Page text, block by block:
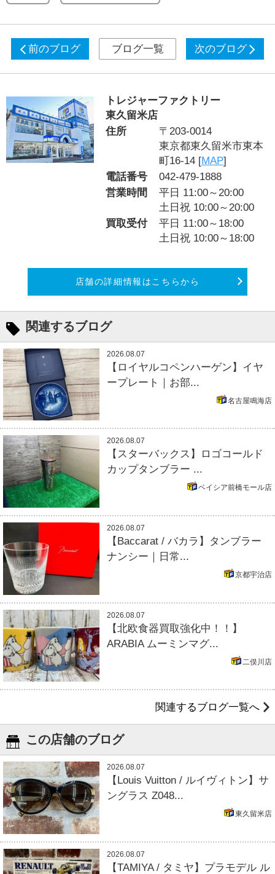
前のブログ ブログ一覧 次のブログ
トレジャーファクトリー
東久留米店
住所
〒203-0014
東京都東久留米市東本
町16-14 [MAP]
電話番号
042-479-1888
営業時間
平日 11:00～20:00
土日祝 10:00～20:00
買取受付
平日 11:00～18:00
土日祝 10:00～18:00
店舗の詳細情報はこちらから
関連するブログ
2026.08.07
【ロイヤルコペンハーゲン】イヤ
ープレート｜お部...
名古屋鳴海店
2026.08.07
【スターバックス】ロゴコールド
カップタンブラー ...
ベイシア前橋モール店
2026.08.07
【Baccarat / バカラ】タンブラー
ナンシー｜日常...
京都宇治店
2026.08.07
【北欧食器買取強化中！！】
ARABIA ムーミンマグ...
二俣川店
関連するブログ一覧へ
この店舗のブログ
2026.08.07
【Louis Vuitton / ルイヴィトン】サ
ングラス Z048...
東久留米店
2026.08.07
【TAMIYA / タミヤ】プラモデル ル